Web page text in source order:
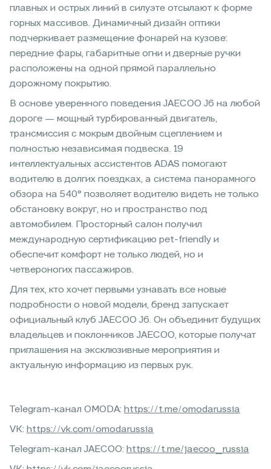
плавных и острых линий в силуэте отсылают к форме
горных массивов. Динамичный дизайн оптики
подчеркивает размещение фонарей на кузове:
передние фары, габаритные огни и дверные ручки
расположены на одной прямой параллельно
дорожному покрытию.
В основе уверенного поведения JAECOO J6 на любой
дороге — мощный турбированный двигатель,
трансмиссия с мокрым двойным сцеплением и
полностью независимая подвеска. 19
интеллектуальных ассистентов ADAS помогают
водителю в долгих поездках, а система панорамного
обзора на 540° позволяет водителю видеть не только
обстановку вокруг, но и пространство под
автомобилем. Просторный салон получил
международную сертификацию pet-friendly и
обеспечит комфорт не только людей, но и
четвероногих пассажиров.
Для тех, кто хочет первыми узнавать все новые
подробности о новой модели, бренд запускает
официальный клуб JAECOO J6. Он объединит будущих
владельцев и поклонников JAECOO, которые получат
приглашения на эксклюзивные мероприятия и
актуальную информацию из первых рук.
Telegram-канал OMODA: https://t.me/omodarussia
VK: https://vk.com/omodarussia
Telegram-канал JAECOO: https://t.me/jaecoo_russia